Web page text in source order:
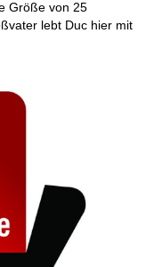
Größe von 25
lebt Duc hier mit